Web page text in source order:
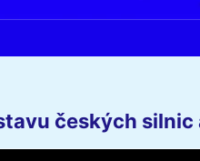
českých silnic